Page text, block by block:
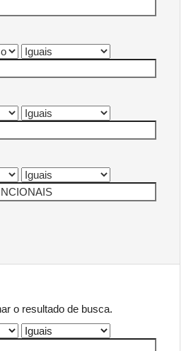
o resultado de busca.